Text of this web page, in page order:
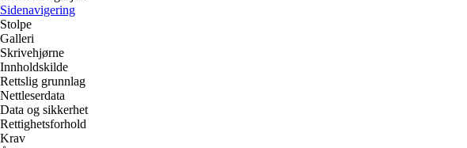
Sidenavigering
Stolpe
Galleri
Skrivehjørne
Innholdskilde
Rettslig grunnlag
Nettleserdata
Data og sikkerhet
Rettighetsforhold
Krav